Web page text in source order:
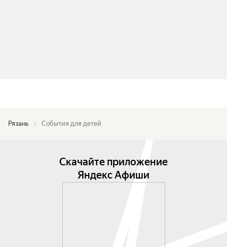
Рязань События для детей
Скачайте приложение
Яндекс Афиши